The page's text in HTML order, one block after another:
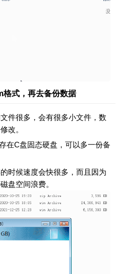
格式，再去备份数据
件很多，会有很多小文件，数
改。
在C盘固态硬盘，可以多一份备
时候速度会快很多，而且因为
盘空间浪费。